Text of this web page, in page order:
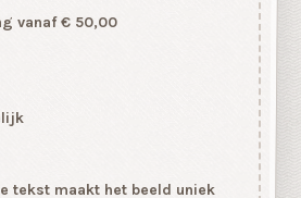
vanaf € 50,00
tekst maakt het beeld uniek